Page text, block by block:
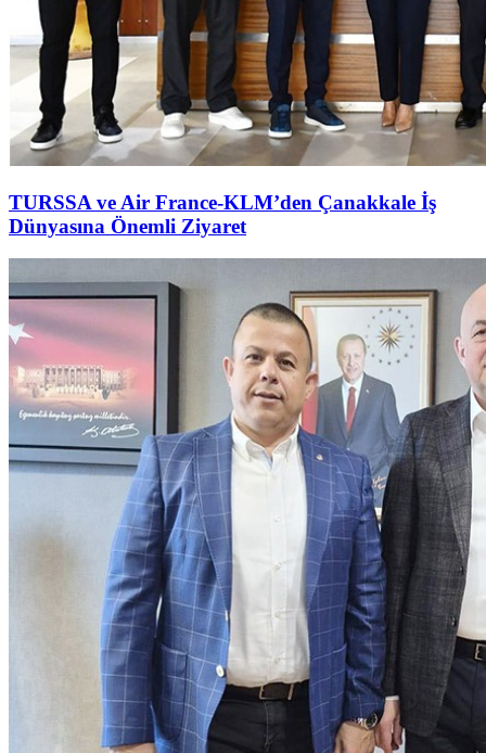
TURSSA ve Air France-KLM’den Çanakkale İş
Dünyasına Önemli Ziyaret